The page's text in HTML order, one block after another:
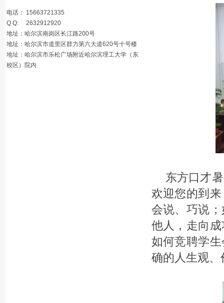
电话： 15663721335
Q Q: 2632912920
地址：哈尔滨南岗区长江路200号
地址：哈尔滨市道里区群力第六大道620号十号楼
地址：哈尔滨市乐松广场附近哈尔滨理工大学（东
校区）院内
东方口才
欢迎您的到
会说、巧说
他人，走向
如何竞聘学
确的人生观、